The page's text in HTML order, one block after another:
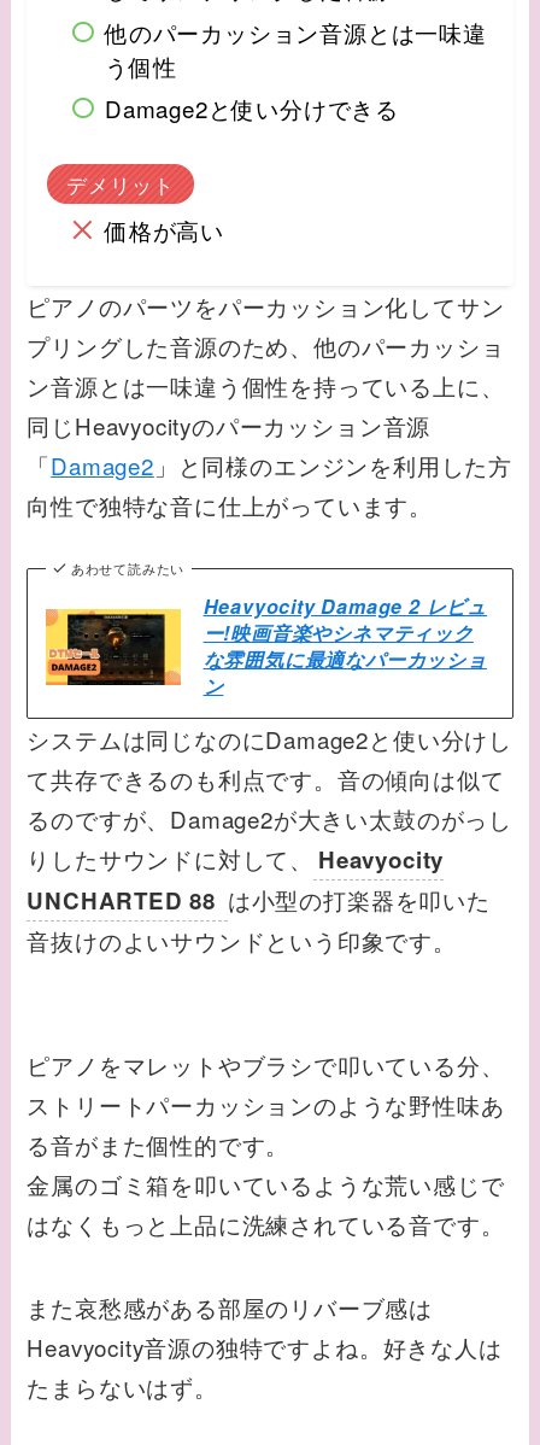
他のパーカッション音源とは一味違
う個性
Damage2と使い分けできる
デメリット
価格が高い
ピアノのパーツをパーカッション化してサン
プリングした音源のため、他のパーカッショ
ン音源とは一味違う個性を持っている上に、
同じHeavyocityのパーカッション音源
「Damage2 」と同様のエンジンを利用した方
向性で独特な音に仕上がっています。
あわせて読みたい
Heavyocity Damage 2 レビュ
ー!映画音楽やシネマティック
な雰囲気に最適なパーカッショ
ン
システムは同じなのにDamage2と使い分けし
て共存できるのも利点です。音の傾向は似て
るのですが、Damage2が大きい太鼓のがっし
りしたサウンドに対して、
Heavyocity
UNCHARTED 88 は小型の打楽器を叩いた
音抜けのよいサウンドという印象です。
ピアノをマレットやブラシで叩いている分、
ストリートパーカッションのような野性味あ
る音がまた個性的です。
金属のゴミ箱を叩いているような荒い感じで
はなくもっと上品に洗練されている音です。
また哀愁感がある部屋のリバーブ感は
Heavyocity音源の独特ですよね。好きな人は
たまらないはず。